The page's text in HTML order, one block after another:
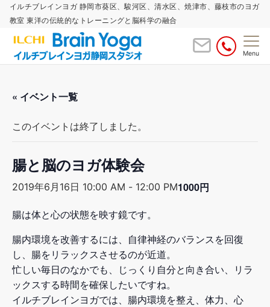
イルチブレインヨガ 静岡市葵区、駿河区、清水区、焼津市、藤枝市のヨガ
教室 東洋の伝統的なトレーニングと脳科学の融合
Menu
« イベント一覧
このイベントは終了しました。
腸と脳のヨガ体験会
2019年6月16日 10:00 AM - 12:00 PM1000円
腸は体と心の状態を映す鏡です。
腸内環境を改善するには、自律神経のバランスを回復
し、腸をリラックスさせるのが近道。
忙しい毎日のなかでも、じっくり自分と向き合い、リラ
ックスする時間を確保したいですね。
イルチブレインヨガでは、腸内環境を整え、体力、心